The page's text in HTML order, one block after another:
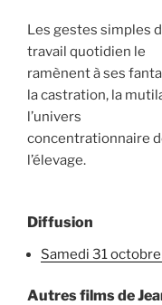
Les gestes simples
travail quotidien le
ramènent à ses
la castration, la
l’univers
concentrationnaire
l’élevage.
Diffusion
samedi 31
Autres films de